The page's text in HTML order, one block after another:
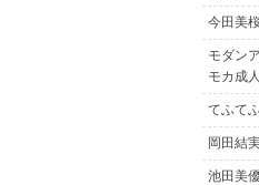
今田美
モダン
モカ成
てふて
岡田結
池田美